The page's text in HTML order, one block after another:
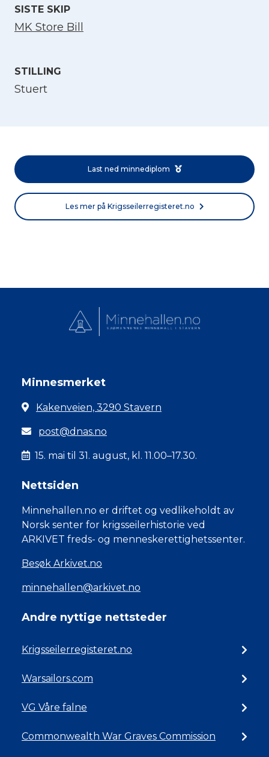
SISTE SKIP
MK Store Bill
STILLING
Stuert
Last ned minnediplom
Les mer på Krigsseilerregisteret.no
Minnesmerket
Kakenveien, 3290 Stavern
post@dnas.no
15. mai til 31. august, kl. 11.00–17.30.
Nettsiden
Minnehallen.no er driftet og vedlikeholdt av
Norsk senter for krigsseilerhistorie ved
ARKIVET freds- og menneskerettighetssenter.
Besøk Arkivet.no
minnehallen@arkivet.no
Andre nyttige nettsteder
Krigsseilerregisteret.no
Warsailors.com
VG Våre falne
Commonwealth War Graves Commission
Norsk bokmål